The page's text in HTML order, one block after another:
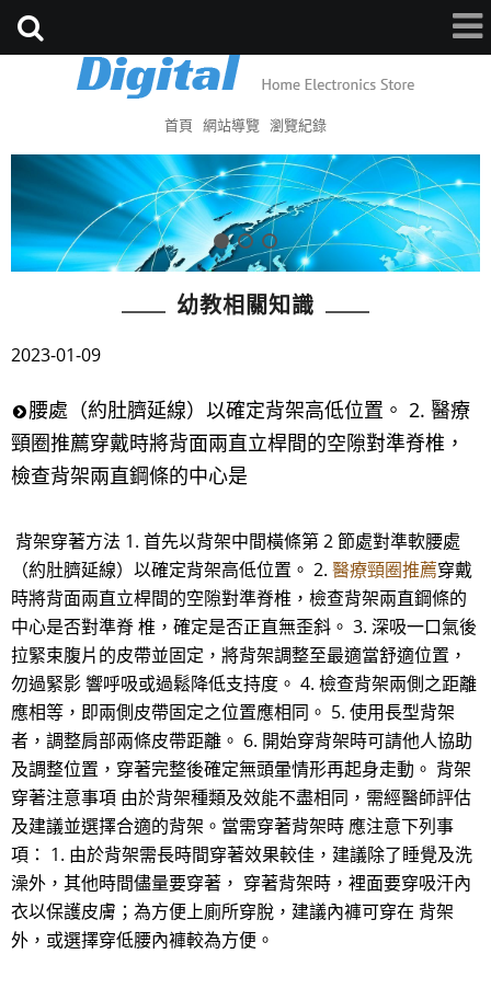
首頁 網站導覽 瀏覽紀錄
幼教相關知識
2023-01-09
腰處（約肚臍延線）以確定背架高低位置。 2. 醫療
頸圈推薦穿戴時將背面兩直立桿間的空隙對準脊椎，
檢查背架兩直鋼條的中心是
背架穿著方法 1. 首先以背架中間橫條第 2 節處對準軟腰處
（約肚臍延線）以確定背架高低位置。 2. 醫療頸圈推薦穿戴
時將背面兩直立桿間的空隙對準脊椎，檢查背架兩直鋼條的
中心是否對準脊 椎，確定是否正直無歪斜。 3. 深吸一口氣後
拉緊束腹片的皮帶並固定，將背架調整至最適當舒適位置，
勿過緊影 響呼吸或過鬆降低支持度。 4. 檢查背架兩側之距離
應相等，即兩側皮帶固定之位置應相同。 5. 使用長型背架
者，調整肩部兩條皮帶距離。 6. 開始穿背架時可請他人協助
及調整位置，穿著完整後確定無頭暈情形再起身走動。 背架
穿著注意事項 由於背架種類及效能不盡相同，需經醫師評估
及建議並選擇合適的背架。當需穿著背架時 應注意下列事
項： 1. 由於背架需長時間穿著效果較佳，建議除了睡覺及洗
澡外，其他時間儘量要穿著， 穿著背架時，裡面要穿吸汗內
衣以保護皮膚；為方便上廁所穿脫，建議內褲可穿在 背架
外，或選擇穿低腰內褲較為方便。